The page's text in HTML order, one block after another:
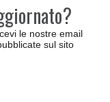
le nostre email
sul sito